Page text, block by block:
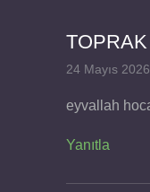
24 Mayıs
eyvallah
Yanıtla